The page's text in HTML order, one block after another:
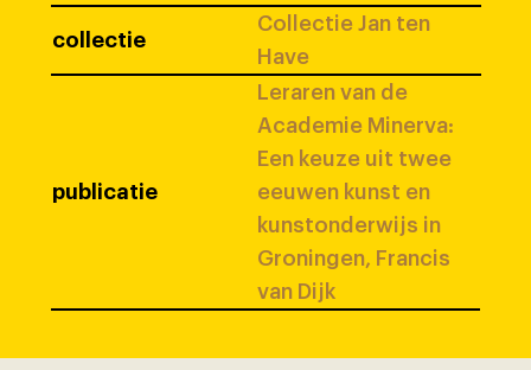
collectie
Collectie Jan ten
Have
publicatie
Leraren van de
Academie Minerva:
Een keuze uit twee
eeuwen kunst en
kunstonderwijs in
Groningen, Francis
van Dijk